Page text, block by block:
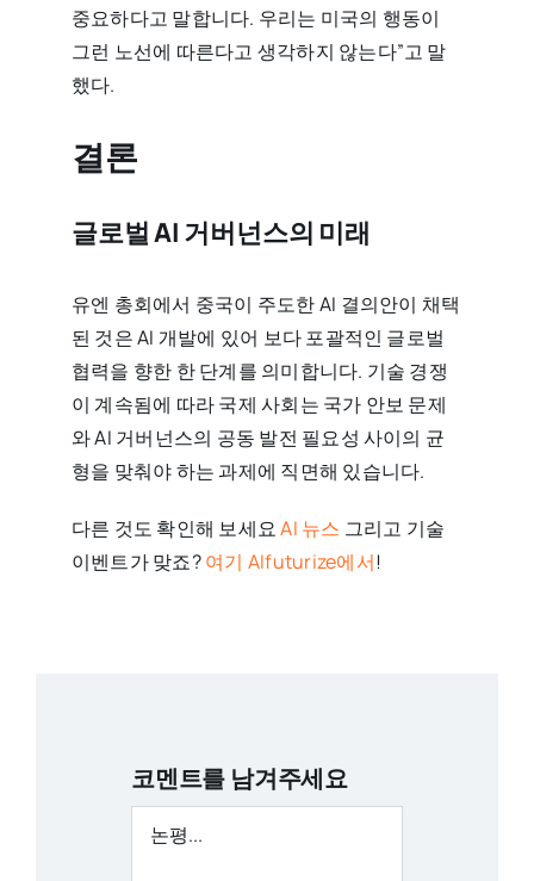
중요하다고 말합니다. 우리는 미국의 행동이
그런 노선에 따른다고 생각하지 않는다”고 말
했다.
결론
글로벌 AI 거버넌스의 미래
유엔 총회에서 중국이 주도한 AI 결의안이 채택
된 것은 AI 개발에 있어 보다 포괄적인 글로벌
협력을 향한 한 단계를 의미합니다. 기술 경쟁
이 계속됨에 따라 국제 사회는 국가 안보 문제
와 AI 거버넌스의 공동 발전 필요성 사이의 균
형을 맞춰야 하는 과제에 직면해 있습니다.
다른 것도 확인해 보세요AI 뉴스 그리고 기술
이벤트가 맞죠?여기 AIfuturize에서!
코멘트를 남겨주세요